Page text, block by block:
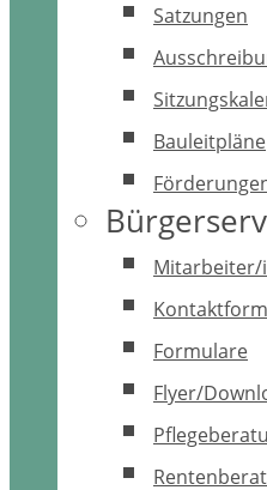
Satzungen
Bauleitpläne
Mitarbeiter/
Formulare
Flyer/